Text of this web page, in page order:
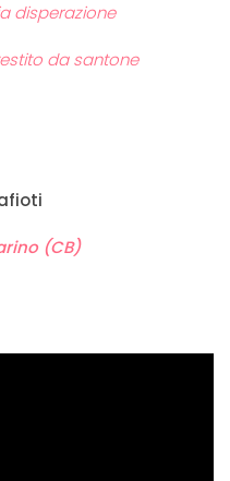
disperazione
da santone
(CB)